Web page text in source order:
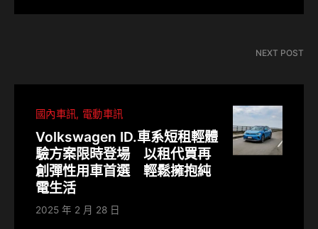
NEXT POST
國內車訊 電動車訊
Volkswagen ID.車系短租輕體
驗方案限時登場 以租代買再
創彈性用車首選 輕鬆擁抱純
電生活
2025 年 2 月 28 日